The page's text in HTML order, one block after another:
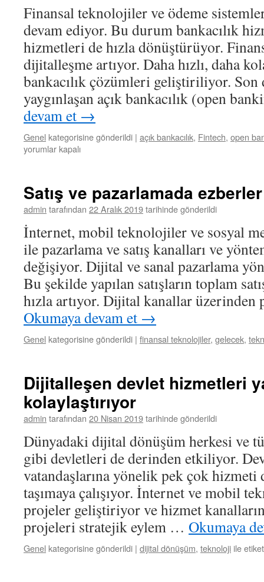
uygulanacak
için
Finansal teknolojiler ve ödeme
devam ediyor. Bu durum bankacılık
hizmetleri de hızla dönüştürüyor.
dijitalleşme artıyor. Daha hızlı, daha
bankacılık çözümleri geliştiriliyor. Son
yaygınlaşan açık bankacılık (open
devam et →
Genel kategorisine gönderildi | açık bankacılık, Fintech, open
yorumlar kapalı
Satış ve pazarlamada
admin tarafından 22 Aralık 2019tarihinde gönderildi
İnternet, mobil teknolojiler ve sosyal
ile pazarlama ve satış kanalları ve
değişiyor. Dijital ve sanal pazarlama
Bu şekilde yapılan satışların toplam
hızla artıyor. Dijital kanallar
Okumaya devam et →
Genel kategorisine gönderildi | finansal teknolojiler, gelecek,
Dijitalleşen devlet hizmetleri
kolaylaştırıyor
admin tarafından 20 Nisan 2019tarihinde gönderildi
Dünyadaki dijital dönüşüm herkesi ve
gibi devletleri de derinden etkiliyor.
vatandaşlarına yönelik pek çok
taşımaya çalışıyor. İnternet ve mobil
projeler geliştiriyor ve hizmet
projeleri stratejik eylem … Okumaya
Genel kategorisine gönderildi | dijital dönüşüm, teknoloji ile